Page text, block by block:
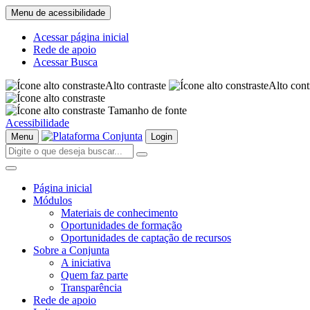
Menu de acessibilidade
Acessar página inicial
Rede de apoio
Acessar Busca
Alto contraste
Alto
Tamanho de fonte
Acessibilidade
Menu Login
Página inicial
Módulos
Materiais de conhecimento
Oportunidades de formação
Oportunidades de captação de recursos
Sobre a Conjunta
A iniciativa
Quem faz parte
Transparência
Rede de apoio